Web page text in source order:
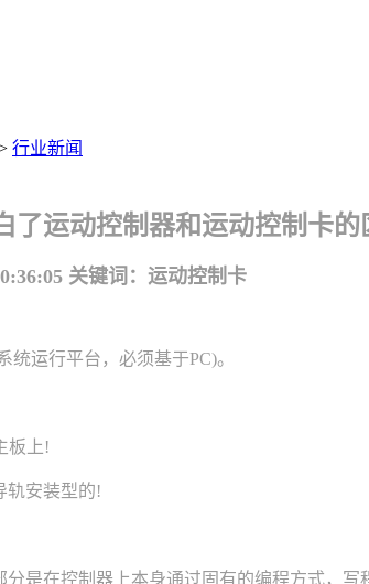
行业新闻
了运动控制器和运动控制卡的
关键词：运动控制卡
运行平台，必须基于PC)。
板上!
安装型的!
在控制器上本身通过固有的编程方式，写